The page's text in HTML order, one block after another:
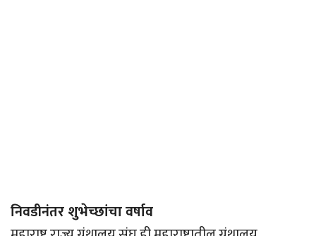
निवडीनंतर शुभेच्छांचा वर्षाव